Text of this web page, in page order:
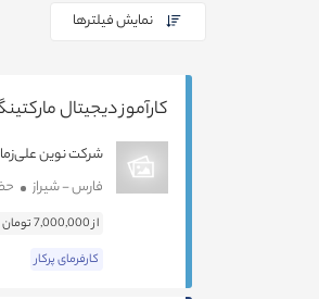
نمایش فیلترها
کارآموز دیجیتال
شرکت نوین
فارس - شیراز
از 7,000,000 تومان تا 12,000,000 تومان
کارفرمای پرکار